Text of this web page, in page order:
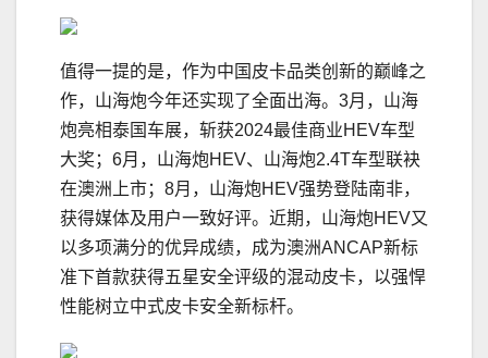
值得一提的是，作为中国皮卡品类创新的巅峰之
作，山海炮今年还实现了全面出海。3月，山海
炮亮相泰国车展，斩获2024最佳商业HEV车型
大奖；6月，山海炮HEV、山海炮2.4T车型联袂
在澳洲上市；8月，山海炮HEV强势登陆南非，
获得媒体及用户一致好评。近期，山海炮HEV又
以多项满分的优异成绩，成为澳洲ANCAP新标
准下首款获得五星安全评级的混动皮卡，以强悍
性能树立中式皮卡安全新标杆。